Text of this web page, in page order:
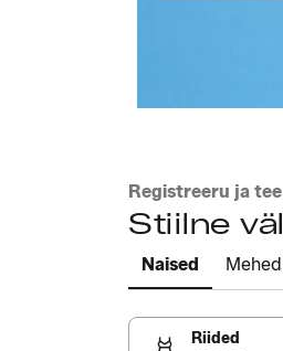
Registreeru ja
Stiilne
Naised Mehed
Riided